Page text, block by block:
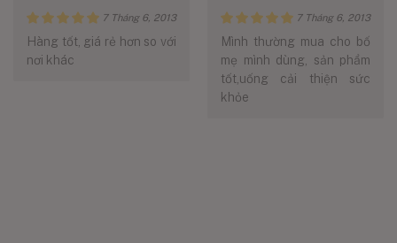
Được xếp
hạng
sao
7 Tháng 6, 2013
Hàng tốt, giá rẻ hơn so với
nơi khác
Được xếp
sao
7 Tháng 6, 2013
Mình thường mua cho bố
mẹ mình dùng, sản phẩm
tốt,uống cải thiện sức
khỏe